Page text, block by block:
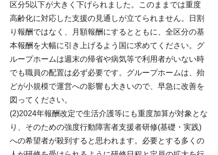
区分5以下が大きく下げられました。このままでは重度
高齢化に対応した支援の見通しが立てられません。日割
り報酬ではなく、月額報酬にするとともに、全区分の基
本報酬を大幅に引き上げるよう国に求めてください。グ
ループホームは週末の帰省や病気等で利用者がいない時
でも職員の配置は必ず必要です。グループホームは、殆
どが小規模で運営への影響も大きいので、早急に改善を
図ってください。
(2)2024年報酬改定で生活介護等にも重度加算が対象とな
り、そのための強度行動障害者支援者研修(基礎・実践)
への希望者が殺到すると思われます。必要とする多くの